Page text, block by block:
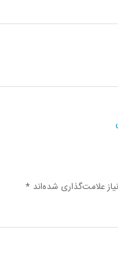
علامت‌گذاری شده‌اند *